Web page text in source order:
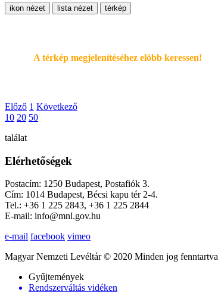
ikon nézet lista nézet térkép
A térkép megjelenítéséhez elöbb keressen!
Előző 1 Következő
10 20 50
találat
Elérhetőségek
Postacím: 1250 Budapest, Postafiók 3.
Cím: 1014 Budapest, Bécsi kapu tér 2-4.
Tel.: +36 1 225 2843, +36 1 225 2844
E-mail: info@mnl.gov.hu
e-mail facebook vimeo
Magyar Nemzeti Levéltár © 2020 Minden jog fenntartva
Gyűjtemények
Rendszerváltás vidéken